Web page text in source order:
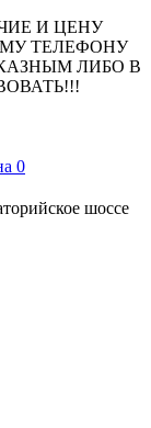
И ЦЕНУ
ТЕЛЕФОНУ
ЛИБО В
0
шоссе